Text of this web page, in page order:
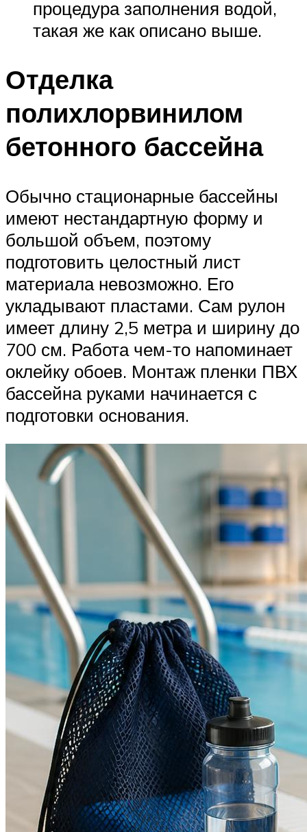
процедура заполнения водой,
такая же как описано выше.
Отделка
полихлорвинилом
бетонного бассейна
Обычно стационарные бассейны
имеют нестандартную форму и
большой объем, поэтому
подготовить целостный лист
материала невозможно. Его
укладывают пластами. Сам рулон
имеет длину 2,5 метра и ширину до
700 см. Работа чем-то напоминает
оклейку обоев. Монтаж пленки ПВХ
бассейна руками начинается с
подготовки основания.